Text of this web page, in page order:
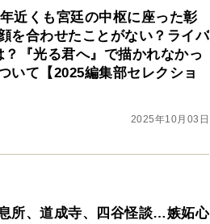
近くも宮廷の中枢に座った彰
を合わせたことがない？ライバ
『光る君へ』で描かれなかっ
いて【2025編集部セレクショ
2025年10月03日
所、道成寺、四谷怪談…嫉妬心